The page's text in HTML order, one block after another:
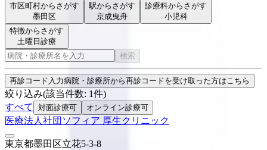
市区町村からさがす
墨田区
駅からさがす
京成曳舟
診療科からさがす
小児科
特徴からさがす
土曜日診療
検索
再診コード入力病院・診療所から再診コードを受け取った方はこちら
絞り込み(該当件数: 1件)
すべて
対面診療可 オンライン診療可
医療法人社団ソフィア 厚生クリニック
東京都墨田区立花5-3-8